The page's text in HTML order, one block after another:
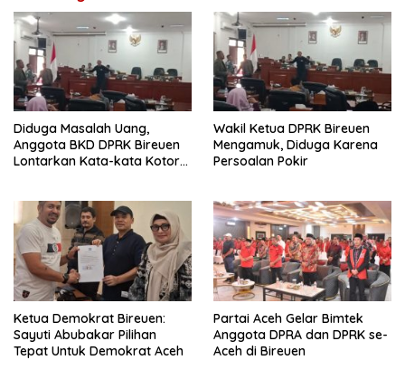
Diduga Masalah Uang,
Anggota BKD DPRK Bireuen
Lontarkan Kata-kata Kotor
Wakil Ketua DPRK Bireuen
Mengamuk, Diduga Karena
Persoalan Pokir
Ketua Demokrat Bireuen:
Sayuti Abubakar Pilihan
Tepat Untuk Demokrat Aceh
Partai Aceh Gelar Bimtek
Anggota DPRA dan DPRK se-
Aceh di Bireuen